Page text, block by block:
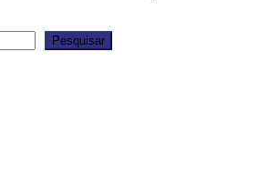
Pesquisar